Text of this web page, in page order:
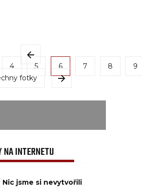
4 5 6 7 8
9
fotky
NA INTERNETU
Nic jsme si nevytvořili